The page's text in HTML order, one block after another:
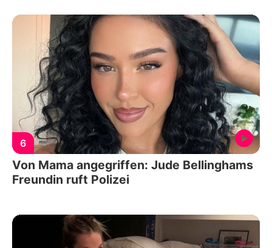
6
Von Mama angegriffen: Jude Bellinghams
Freundin ruft Polizei